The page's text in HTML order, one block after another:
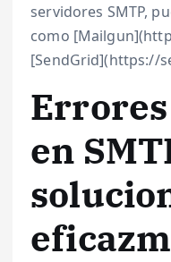
servidores SMTP,
como
[SendGrid](https://
en